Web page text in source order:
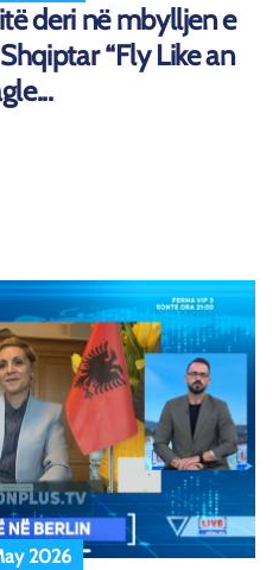
deri në mbylljen e
“Fly Like an
2026